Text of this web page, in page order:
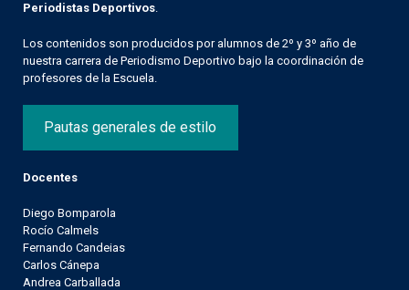
Periodistas Deportivos.
Los contenidos son producidos por alumnos de 2º y 3º año de
nuestra carrera de Periodismo Deportivo bajo la coordinación de
profesores de la Escuela.
Pautas generales de estilo
Docentes
Diego Bomparola
Rocío Calmels
Fernando Candeias
Carlos Cánepa
Andrea Carballada